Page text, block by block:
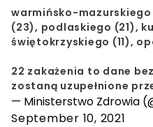
warmińsko-
(23), podlaskiego (21),
świętokrzyskiego (11),
22 zakażenia to dane
zostaną uzupełnione
— Ministerstwo Zdrowia
September 10, 2021